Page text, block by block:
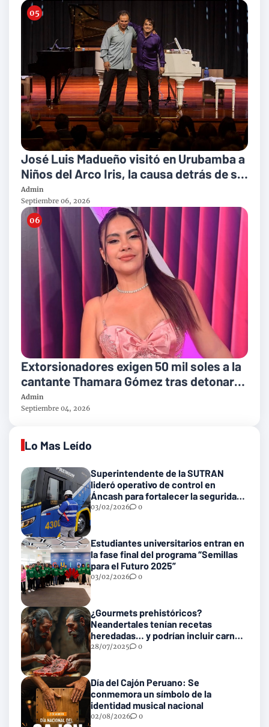
José Luis Madueño visitó en Urubamba a
Niños del Arco Iris, la causa detrás de su
concierto benéfico "Piano Sin Fronteras"
Admin
Septiembre 06, 2026
Extorsionadores exigen 50 mil soles a la
cantante Thamara Gómez tras detonar
explosivo en su vivienda
Admin
Septiembre 04, 2026
Lo Mas Leído
Superintendente de la SUTRAN
lideró operativo de control en
Áncash para fortalecer la seguridad
en las vías nacionales
03/02/2026 0
Estudiantes universitarios entran en
la fase final del programa “Semillas
para el Futuro 2025”
03/02/2026 0
¿Gourmets prehistóricos?
Neandertales tenían recetas
heredadas… y podrían incluir carne
con gusanos
28/07/2025 0
Día del Cajón Peruano: Se
conmemora un símbolo de la
identidad musical nacional
02/08/2026 0